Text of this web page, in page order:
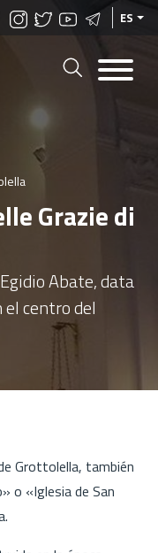
ES
Grazie di
Abate, data
centro del
Grottolella, también
o «Iglesia de San